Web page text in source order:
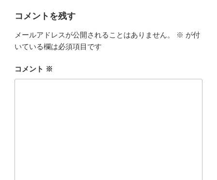
コメントを残す
メールアドレスが公開されることはありません。 ※ が付
いている欄は必須項目です
コメント ※